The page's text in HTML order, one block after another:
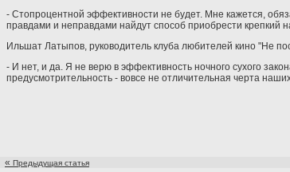
- Стопроцентной эффективности не будет. Мне кажется,
правдами и неправдами найдут способ приобрести крепкий
Ильшат Латыпов, руководитель клуба любителей кино "Не
- И нет, и да. Я не верю в эффективность ночного сухого
предусмотрительность - вовсе не отличительная черта
« Предыдущая статья